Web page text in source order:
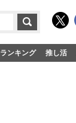
ランキング 推し活